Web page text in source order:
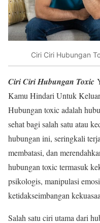
Ciri Ciri Hubungan
Ciri Ciri Hubungan Toxic
Kamu Hindari Untuk
Hubungan toxic adalah
sehat bagi salah satu atau
hubungan ini, seringkali
membatasi, dan
hubungan toxic termasuk
psikologis, manipulasi
ketidakseimbangan
Salah satu ciri utama dari